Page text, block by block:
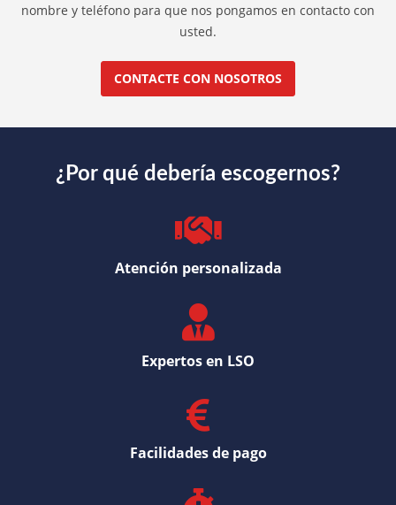
nombre y teléfono para que nos pongamos en contacto con
usted.
CONTACTE CON NOSOTROS
¿Por qué debería escogernos?
Atención personalizada
Expertos en LSO
Facilidades de pago